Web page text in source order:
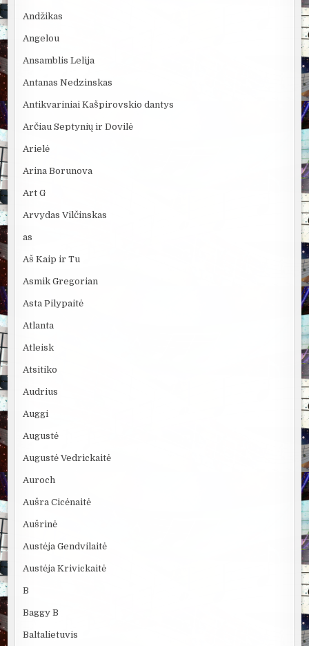
Andžikas
Angelou
Ansamblis Lelija
Antanas Nedzinskas
Antikvariniai Kašpirovskio dantys
Arčiau Septynių ir Dovilė
Arielė
Arina Borunova
Art G
Arvydas Vilčinskas
as
Aš Kaip ir Tu
Asmik Gregorian
Asta Pilypaitė
Atlanta
Atleisk
Atsitiko
Audrius
Auggi
Augustė
Augustė Vedrickaitė
Auroch
Aušra Cicėnaitė
Aušrinė
Austėja Gendvilaitė
Austėja Krivickaitė
B
Baggy B
Baltalietuvis